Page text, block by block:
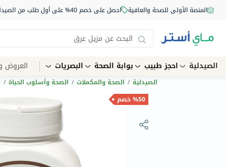
المنصة الأولى للصحة والعافية احصل على خصم 40% على أول طلب من الصيدلية أونلاين استخدم الكود: NEW40
الصيدلية احجز طبيب بوابة الصحة البصريات العروض
الصيدلية / الصحة والمكملات / الصحة وأسلوب الحياة /
%50 خصم